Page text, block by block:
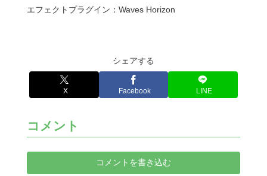
エフェクトプラグイン：Waves Horizon
シェアする
X Facebook LINE
コメント
コメントを書き込む